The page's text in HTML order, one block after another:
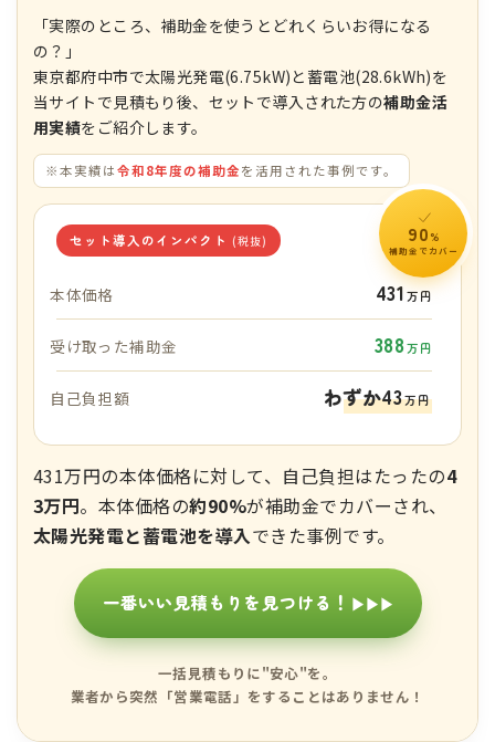
「実際のところ、補助金を使うとどれくらいお得になる
の？」
東京都府中市で太陽光発電(6.75kW)と蓄電池(28.6kWh)を
当サイトで見積もり後、セットで導入された方の補助金活
用実績をご紹介します。
※本実績は令和8年度の補助金を活用された事例です。
セット導入のインパクト (税抜)
本体価格 431万円
受け取った補助金 388 万円
自己負担額 わずか43万円
90 %
補助金でカバー
431万円の本体価格に対して、自己負担はたったの4
3万円。本体価格の約90%が補助金でカバーされ、
太陽光発電と蓄電池を導入できた事例です。
一番いい見積もりを見つける！ ▶▶▶
一括見積もりに"安心"を。
業者から突然「営業電話」をすることはありません！